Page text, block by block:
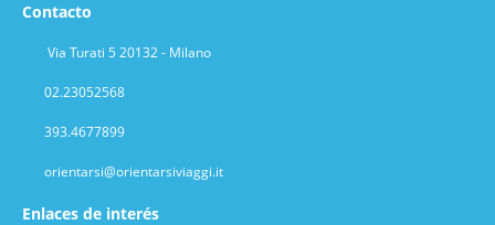
Contacto
Via Turati 5 20132 - Milano
02.23052568
393.4677899
orientarsi@orientarsiviaggi.it
Enlaces de interés